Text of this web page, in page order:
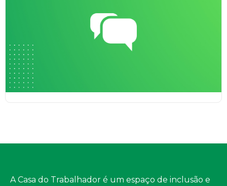
A Casa do Trabalhador é um espaço de inclusão e